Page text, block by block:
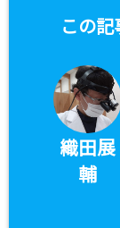
この記
織田展
輔